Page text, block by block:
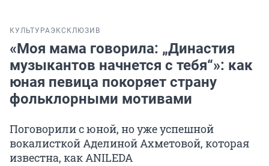
КУЛЬТУРАЭКСКЛЮЗИВ
«Моя мама говорила: „Династия
музыкантов начнется с тебя“»: как
юная певица покоряет страну
фольклорными мотивами
Поговорили с юной, но уже успешной
вокалисткой Аделиной Ахметовой, которая
известна, как ANILEDA